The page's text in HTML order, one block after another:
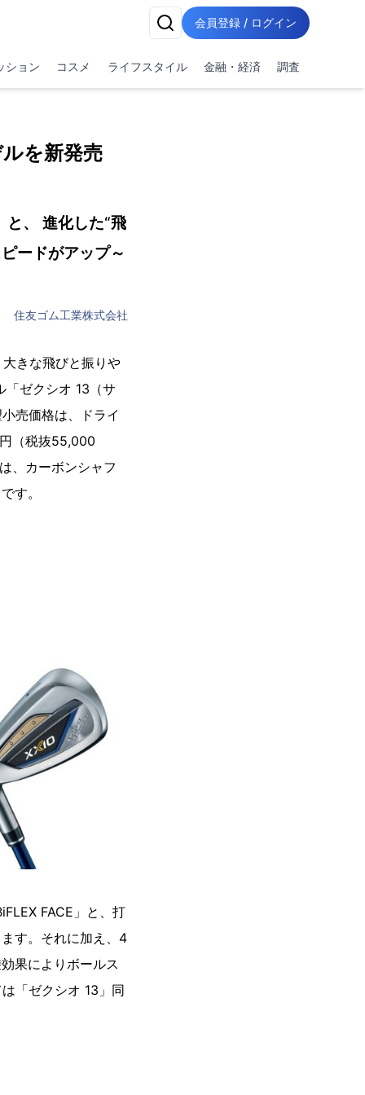
会員登録 / ログイン
ション コスメ ライフスタイル 金融・経済 調査
を新発売
と、 進化した“飛
ードがアップ～
住友ゴム工業株式会社
きな飛びと振りや
「ゼクシオ 13（サ
売価格は、ドライ
（税抜55,000
、カーボンシャフ
す。
FACE」と、打
す。それに加え、4
果によりボールス
「ゼクシオ 13」同